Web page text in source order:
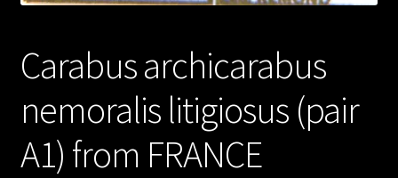
Carabus archicarabus
nemoralis litigiosus (pair
A1) from FRANCE